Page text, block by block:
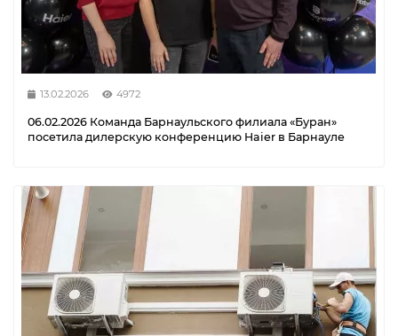
13.02.2026 4972
06.02.2026 Команда Барнаульского филиала «Буран»
посетила дилерскую конференцию Haier в Барнауле